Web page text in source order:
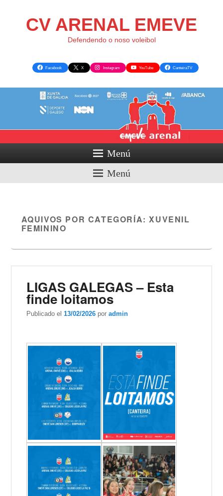
CV ARENAL EMEVE
Defendendo o noso voleibol
Facebook X Instagram YouTube CanteiraTV
Menú
Menú
AQUIVOS POR CATEGORÍA:XUVENIL
FEMININO
LIGAS GALEGAS – Esta
finde loitamos
Publicado el13/02/2026 poradmin